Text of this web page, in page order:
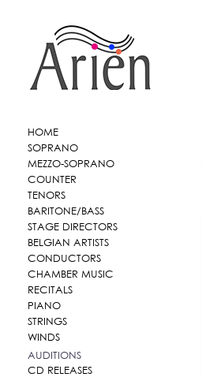
HOME
SOPRANO
MEZZO-SOPRANO
COUNTER
TENORS
BARITONE/BASS
STAGE DIRECTORS
BELGIAN ARTISTS
CONDUCTORS
CHAMBER MUSIC
RECITALS
PIANO
STRINGS
WINDS
AUDITIONS
CD RELEASES